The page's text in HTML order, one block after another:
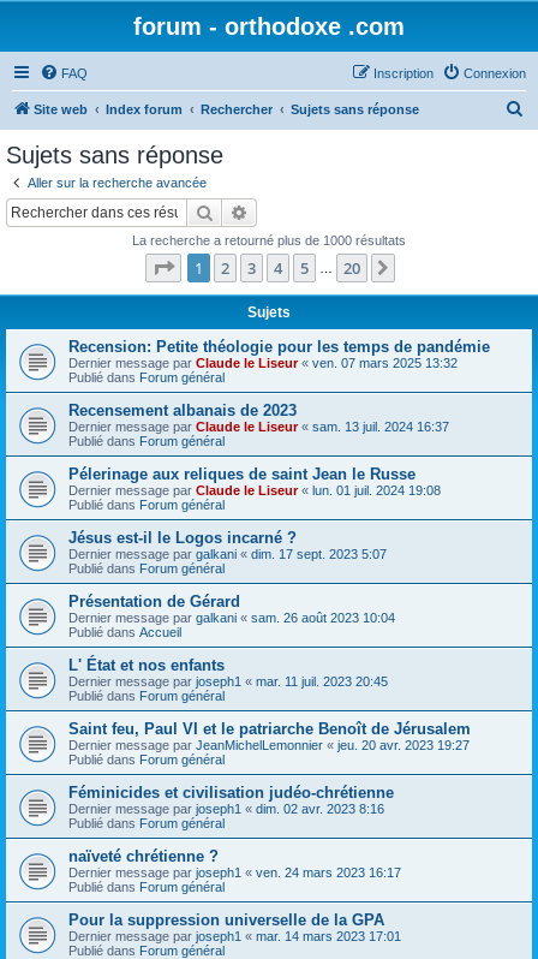
forum - orthodoxe .com
FAQ Connexion
Inscription
Site web Index forum Rechercher Sujets sans réponse
Sujets sans réponse
Aller sur la recherche avancée
Rechercher
La recherche a retourné plus de 1000 résultats
Page 1sur20
1 2 3 4 5 20
Sujets
Recension: Petite théologie pour les temps de pandémie
Dernier message par Claude le Liseur« ven. 07 mars 2025 13:32
Publié dans Forum général
Recensement albanais de 2023
Dernier message par Claude le Liseur« sam. 13 juil. 2024 16:37
Publié dans Forum général
Pélerinage aux reliques de saint Jean le Russe
Dernier message par Claude le Liseur« lun. 01 juil. 2024 19:08
Publié dans Forum général
Jésus est-il le Logos incarné ?
Dernier message par galkani « dim. 17 sept. 2023 5:07
Publié dans Forum général
Présentation de Gérard
Dernier message par galkani « sam. 26 août 2023 10:04
Publié dans Accueil
L' État et nos enfants
Dernier message par joseph1 « mar. 11 juil. 2023 20:45
Publié dans Forum général
Saint feu, Paul VI et le patriarche Benoît de Jérusalem
Dernier message par JeanMichelLemonnier « jeu. 20 avr. 2023 19:27
Publié dans Forum général
Féminicides et civilisation judéo-chrétienne
Dernier message par joseph1 « dim. 02 avr. 2023 8:16
Publié dans Forum général
naïveté chrétienne ?
Dernier message par joseph1 « ven. 24 mars 2023 16:17
Publié dans Forum général
Pour la suppression universelle de la GPA
Dernier message par joseph1 « mar. 14 mars 2023 17:01
Publié dans Forum général